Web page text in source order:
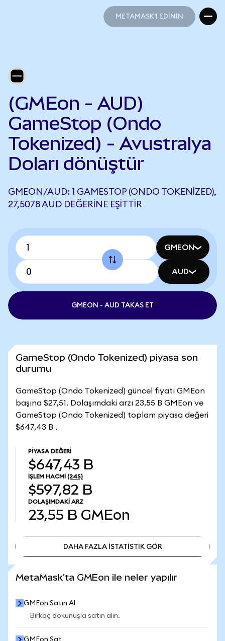
METAMASK'I EDİNİN
(GMEon - AUD)
GameStop (Ondo
Tokenized) - Avustralya
Doları dönüştür
GMEON/AUD: 1 GAMESTOP (ONDO TOKENIZED),
27,5078 AUD DEĞERINE EŞITTIR
GMEON
AUD
GMEON - AUD TAKAS ET
GameStop (Ondo Tokenized) piyasa son
durumu
GameStop (Ondo Tokenized) güncel fiyatı GMEon
başına $27,51. Dolaşımdaki arzı 23,55 B GMEon ve
GameStop (Ondo Tokenized) toplam piyasa değeri
$647,43 B .
PIYASA DEĞERI
$647,43 B
İŞLEM HACMI (24S)
$597,82 B
DOLAŞIMDAKI ARZ
23,55 B GMEon
DAHA FAZLA İSTATİSTİK GÖR
MetaMask'ta GMEon ile neler yapılır
GMEon Satın Al
Birkaç dokunuşla satın alın.
GMEon Sat